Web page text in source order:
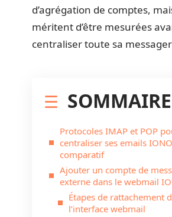
d’agrégation de comptes,
méritent d’être mesurées
centraliser toute sa
SOMMAIRE
Protocoles IMAP et POP
centraliser ses emails
comparatif
Ajouter un compte de
externe dans le webmail
Étapes de rattachement
l’interface webmail